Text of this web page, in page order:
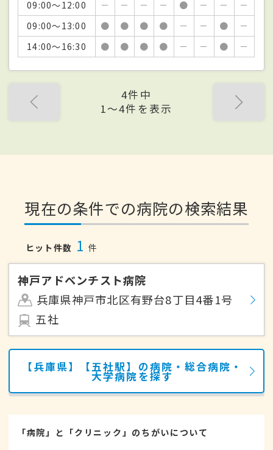
09:00～12:00 － － － － ● － －
－
09:00～13:00
● ● ● ● － － ●
－
14:00～16:30
● ● ● ● － － ● －
4件中
1〜4件を表示
現在の条件での病院の検索結果
ヒット件数 1 件
神戸アドベンチスト病院
兵庫県神戸市北区有野台8丁目4番1号
五社
【兵庫県】【五社駅】の病院・総合病院・
大学病院を探す
「病院」と「クリニック」のちがいについて